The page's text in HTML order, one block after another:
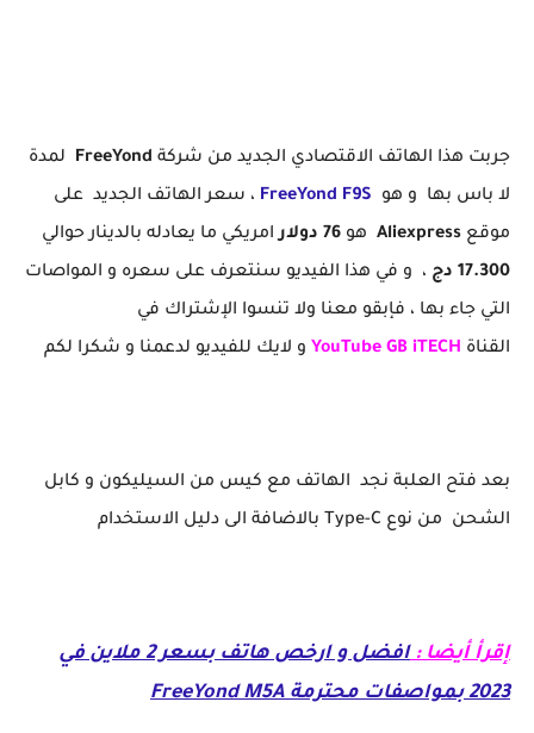
جربت هذا الهاتف الاقتصادي الجديد من شركة FreeYond لمدة
لا باس بها و هو FreeYond F9S ، سعر الهاتف الجديد على
موقع Aliexpress هو 76 دولار
امريكي ما يعادله بالدينار حوالي
17.300 دج
، و في هذا الفيديو سنتعرف على سعره و المواصات
التي جاء بها ، فإبقو معنا ولا تنسوا الإشتراك في
القناة YouTube GB iTECH و لايك للفيديو لدعمنا و شكرا لكم
بعد فتح العلبة نجد الهاتف مع كيس من السيليكون و كابل
الشحن من نوع Type-C بالاضافة الى دليل الاستخدام
إقرأ أيضا :
افضل و ارخص هاتف بسعر 2 ملاين في
2023 بمواصفات محترمة FreeYond M5A